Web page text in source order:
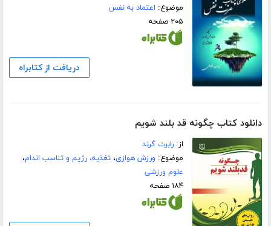
موضوع: اعتماد به نفس
۲۰۵ صفحه
دریافت از کتابراه
دانلود کتاب چگونه قد بلند شویم
از:رابرت گرند
موضوع: ورزش هوازی،تغذیه، رژیم و تناسب اندام،
علوم ورزشی
۱۸۴ صفحه